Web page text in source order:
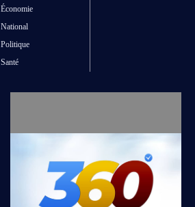
Économie
National
Politique
Santé